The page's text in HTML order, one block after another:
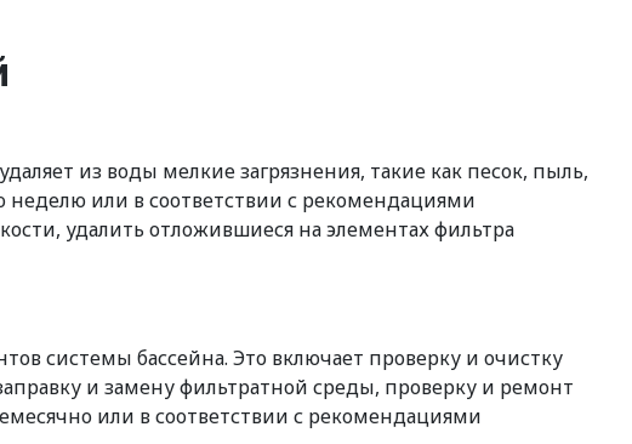
из воды мелкие загрязнения, такие как песок, пыль,
неделю или в соответствии с рекомендациями
удалить отложившиеся на элементах фильтра
системы бассейна. Это включает проверку и очистку
и замену фильтратной среды, проверку и ремонт
или в соответствии с рекомендациями